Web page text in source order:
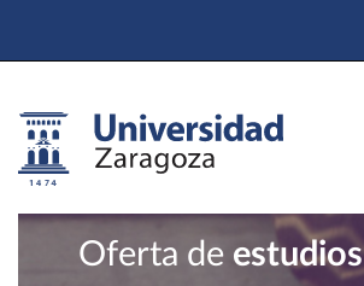
Oferta de estudios